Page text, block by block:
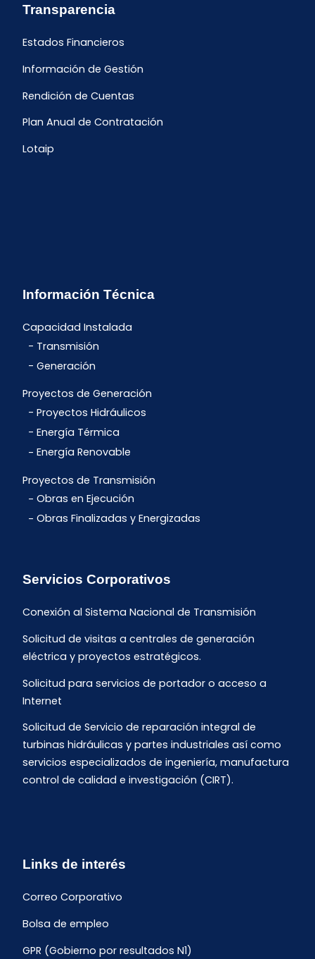
Transparencia
Estados Financieros
Información de Gestión
Rendición de Cuentas
Plan Anual de Contratación
Lotaip
Información Técnica
Capacidad Instalada
Transmisión
Generación
Proyectos de Generación
Proyectos Hidráulicos
Energía Térmica
Energía Renovable
Proyectos de Transmisión
Obras en Ejecución
Obras Finalizadas y Energizadas
Servicios Corporativos
Conexión al Sistema Nacional de Transmisión
Solicitud de visitas a centrales de generación
eléctrica y proyectos estratégicos.
Solicitud para servicios de portador o acceso a
Internet
Solicitud de Servicio de reparación integral de
turbinas hidráulicas y partes industriales así como
servicios especializados de ingeniería, manufactura
control de calidad e investigación (CIRT).
Links de interés
Correo Corporativo
Bolsa de empleo
GPR (Gobierno por resultados N1)